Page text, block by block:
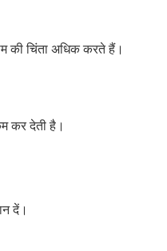
की चिंता अधिक करते हैं।
कर देती है।
दें।